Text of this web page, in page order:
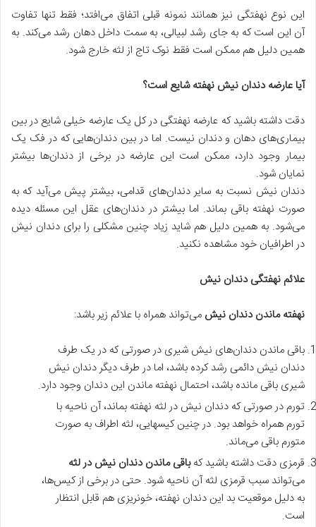
این نوع نهفتگی نیز همانند نمونه قبلی اتفاق می‎‌افتد؛ فقط تنها تفاوت
آن این است که به جای رشد لبیالی، به سمت داخل دهان رشد می‌کند. به
همین دلیل هم ممکن است فقط نوک تاج از لثه خارج شود.
آیا عارضه دندان نیش نهفته شایع است؟
دقت داشته باشید که عارضه نهفتگی در کل یک عارضه خیلی شایع در بین
بیماری‌های دهان و دندان نیست. اما در بین دندان‌هایی که در فک یک
بیمار وجود دارد، ممکن است این عارضه در برخی از دندان‌ها بیشتر
نمایان شود.
دندان نیش نسبت به سایر دندان‌های قدامی، بیشتر پیش می‌آید که به
صورت نهفته باقی بماند. اما بیشتر در دندان‌های عقل این مسئله دیده
می‌شود. به همین دلیل هم شاید زیاد چنین مشکلی را برای دندان نیش
در اطرافیان خود مشاهده نکنید.
علائم نهفتگی دندان نیش
نهفته ماندن دندان نیش می‌تواند همراه با علائم زیر باشد:
باقی ماندن دندان‌های نیش شیری در صورتی که در یک طرف
دندان نیش دائمی رشد کرده باشد، اما در طرف دیگر دندان نیش
شیری باقی مانده باشد، احتمال نهفته ماندن این دندان وجود دارد.
تورم در صورتی که دندان نیش در لثه نهفته بماند، آن ناحیه با
تورم همراه خواهد بود. در چنین کیس‎هایی، لثه اطراف به صورت
متورم باقی می‌ماند.
قرمزی دقت داشته باشید کهباقی ماندن دندان نیش در لثه
می‌تواند سبب قرمزی لثه آن ناحیه شود. حتی در برخی از کیس‌ها،
به دلیل موقعیت بد این دندان نهفته، خونریزی هم قابل انتظار
است.